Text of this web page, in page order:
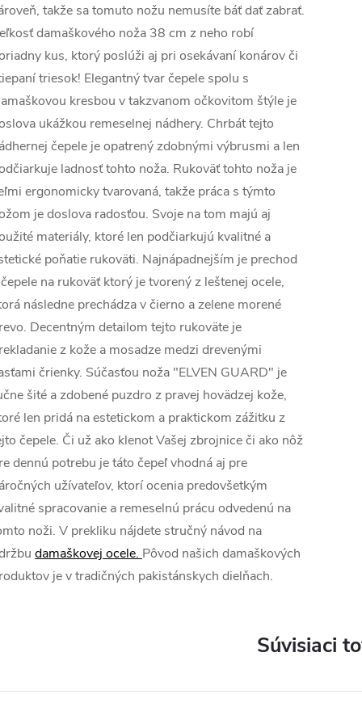
takže sa tomuto nožu nemusíte báť dať zabrať.
damaškového noža 38 cm z neho robí
kus, ktorý poslúži aj pri osekávaní konárov či
triesok! Elegantný tvar čepele spolu s
kresbou v takzvanom očkovitom štýle je
ukážkou remeselnej nádhery. Chrbát tejto
čepele je opatrený zdobnými výbrusmi a len
ladnosť tohto noža. Rukoväť tohto noža je
ergonomicky tvarovaná, takže práca s týmto
je doslova radosťou. Svoje na tom majú aj
materiály, ktoré len podčiarkujú kvalitné a
poňatie rukoväti. Najnápadnejším je prechod
na rukoväť ktorý je tvorený z leštenej ocele,
následne prechádza v čierno a zelene morené
Decentným detailom tejto rukoväte je
z kože a mosadze medzi drevenými
črienky. Súčasťou noža "ELVEN GUARD" je
šité a zdobené puzdro z pravej hovädzej kože,
len pridá na estetickom a praktickom zážitku z
čepele. Či už ako klenot Vašej zbrojnice či ako nôž
dennú potrebu je táto čepeľ vhodná aj pre
užívateľov, ktorí ocenia predovšetkým
spracovanie a remeselnú prácu odvedenú na
noži. V prekliku nájdete stručný návod na
damaškovej ocele. Pôvod našich damaškových
je v tradičných pakistánskych dielňach.
Súvisiaci